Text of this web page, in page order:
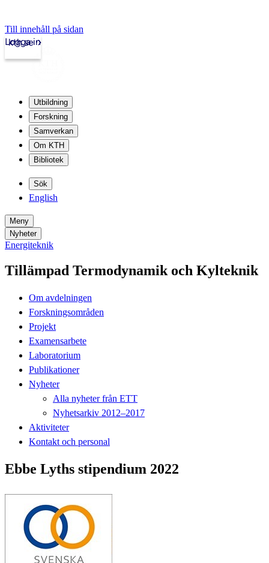
Till innehåll på sidan
kth.se
Logga in
Utbildning
Forskning
Samverkan
Om KTH
Bibliotek
Sök
English
Meny
Nyheter
Energiteknik
Tillämpad Termodynamik och Kylteknik
Om avdelningen
Forskningsområden
Projekt
Examensarbete
Laboratorium
Publikationer
Nyheter
Alla nyheter från ETT
Nyhetsarkiv 2012–2017
Aktiviteter
Kontakt och personal
Ebbe Lyths stipendium 2022